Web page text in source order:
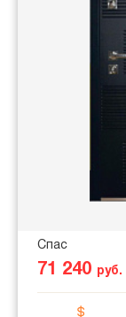
Спас
71 240 руб.